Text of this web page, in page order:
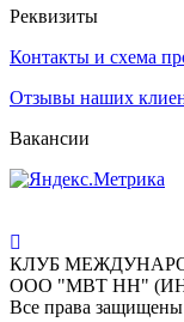
Реквизиты
Контакты и схема
Отзывы наших
Вакансии
КЛУБ
ООО "МВТ НН" (ИНН
Все права